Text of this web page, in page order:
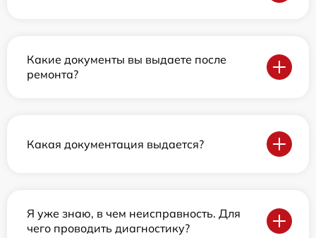
Какие документы вы выдаете после
ремонта?
Какая документация выдается?
Я уже знаю, в чем неисправность. Для
чего проводить диагностику?